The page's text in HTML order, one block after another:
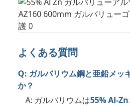
よくある質問
Q: ガルバリウム鋼と亜鉛メッ
か？
A: ガルバリウムは55% Al-